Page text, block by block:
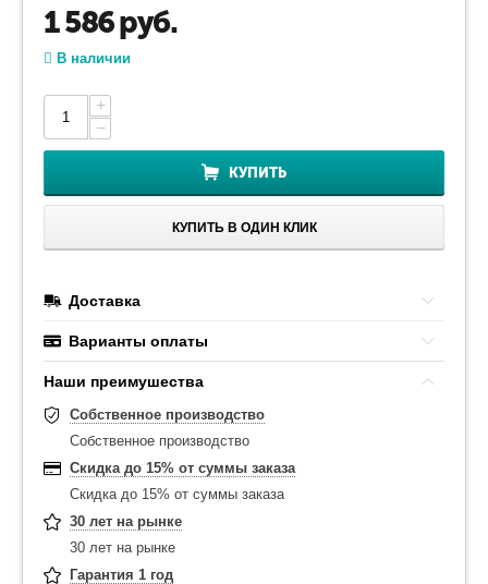
1 586руб.
В наличии
+
−
КУПИТЬ
КУПИТЬ В ОДИН КЛИК
Доставка
Варианты оплаты
Наши преимушества
Собственное производство
Собственное производство
Скидка до 15% от суммы заказа
Скидка до 15% от суммы заказа
30 лет на рынке
30 лет на рынке
Гарантия 1 год